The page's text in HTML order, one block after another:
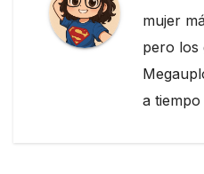
mujer
pero los
a